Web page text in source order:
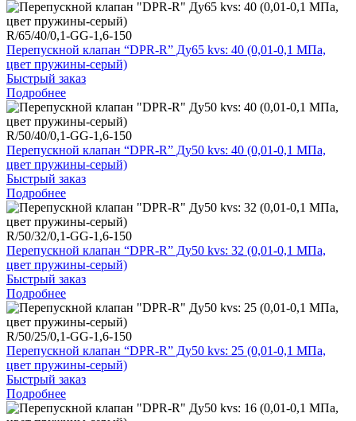
R/65/40/0,1-GG-1,6-150
Перепускной клапан “DPR-R” Ду65 kvs: 40 (0,01-0,1 МПа,
цвет пружины-серый)
Быстрый заказ
Подробнее
R/50/40/0,1-GG-1,6-150
Перепускной клапан “DPR-R” Ду50 kvs: 40 (0,01-0,1 МПа,
цвет пружины-серый)
Быстрый заказ
Подробнее
R/50/32/0,1-GG-1,6-150
Перепускной клапан “DPR-R” Ду50 kvs: 32 (0,01-0,1 МПа,
цвет пружины-серый)
Быстрый заказ
Подробнее
R/50/25/0,1-GG-1,6-150
Перепускной клапан “DPR-R” Ду50 kvs: 25 (0,01-0,1 МПа,
цвет пружины-серый)
Быстрый заказ
Подробнее